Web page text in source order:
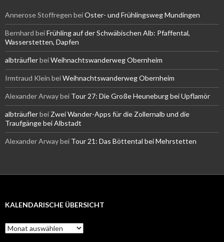
Annerose Stoffregen beiOster- und Frühlingsweg Mundingen
Bernhard beiFrühling auf der Schwäbischen Alb: Pfaffental,
Wasserstetten, Dapfen
albträuflerbeiWeihnachtswanderweg Obernheim
Irmtraud Klein beiWeihnachtswanderweg Obernheim
Alexander Arwaybei Tour 27: Die Große Heuneburg bei Upflamör
albträuflerbei Zwei Wander-Apps für die Zollernalb und die
Traufgänge bei Albstadt
Alexander Arwaybei Tour 21: Das Böttental bei Mehrstetten
KALENDARISCHE ÜBERSICHT
Kalendarische
Übersicht